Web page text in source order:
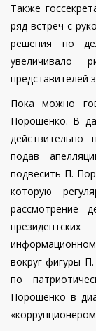
Также
ряд встреч с
решения по
увеличивало
представителей
Пока можно
Порошенко. В
действительно
подав
подвесить П.
которую
рассмотрение
информационном
вокруг фигуры
по
Порошенко в